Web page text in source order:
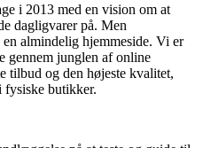
i 2013 med en vision om at
dagligvarer på. Men
almindelig hjemmeside. Vi er
gennem junglen af online
tilbud og den højeste kvalitet,
fysiske butikker.